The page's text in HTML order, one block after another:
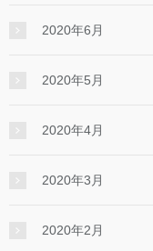
2020年6月
2020年5月
2020年4月
2020年3月
2020年2月